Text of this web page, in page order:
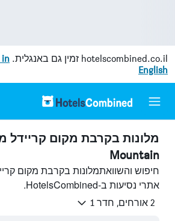
hotelscombined.co.il זמין גם באנגלית. in
English
Mountain
חיפוש והשוואתמלונות בקרבת מקום
אתרי נסיעות ב-HotelsCombined.
2 אורחים, חדר 1